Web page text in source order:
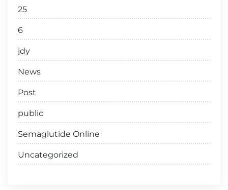
25
6
jdy
News
Post
public
Semaglutide Online
Uncategorized